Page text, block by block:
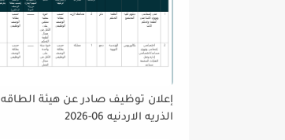
إعلان توظيف صادر عن هيئة الطاقه
الذريه الاردنيه 06-2026